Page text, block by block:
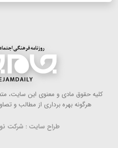
كلیه حقوق مادی و معنوی این سایت،
هرگونه بهره ‌برداری از مطالب و
طراح سایت : شرکت